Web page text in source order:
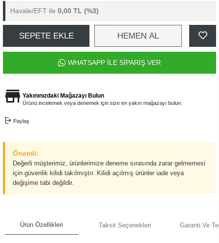
Havale/EFT ile 0,00 TL (%3)
SEPETE EKLE HEMEN AL
WHATSAPP İLE SİPARİŞ VER
Yakınınızdaki Mağazayı Bulun
Ürünü incelemek veya denemek için size en yakın mağazayı bulun.
Paylaş
Önemli:
Değerli müşterimiz, ürünlerimize deneme sırasında zarar gelmemesi
için güvenlik kilidi takılmıştır. Kilidi açılmış ürünler iade veya
değişime tabi değildir.
Ürün Özellikleri Taksit Seçenekleri Garanti Ve